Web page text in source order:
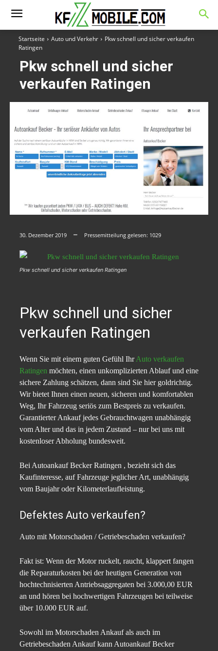
Startseite Auto und Verkehr
Pkw schnell und sicher verkaufen
Ratingen
Pkw schnell und sicher
verkaufen Ratingen
30. Dezember 2019 Pressemitteilung gelesen: 1029
Pkw schnell und sicher verkaufen Ratingen
Pkw schnell und sicher
verkaufen Ratingen
Wenn Sie mit einem guten Gefühl IhrAuto verkaufen
Ratingen möchten, einen unkomplizierten Ablauf und eine
sichere Zahlung schätzen, dann sind Sie hier goldrichtig.
Wir bietet Ihnen einen neuen, sicheren und komfortablen
Weg, Ihr Fahrzeug seriös zum Bestpreis zu verkaufen.
Garantierter Ankauf jedes Gebrauchtwagen unabhängig
vom Alter und das in jedem Zustand – nur bei uns mit
kostenloser Abholung bundesweit.
Bei Autoankauf Becker Ratingen , bezieht sich das
Kaufinteresse, auf Fahrzeuge jeglicher Art, unabhängig
vom Baujahr oder Kilometerlaufleistung.
Defektes Auto verkaufen?
Auto mit Motorschaden / Getriebeschaden verkaufen?
Fakt ist: Wenn der Motor ruckelt, raucht, klappert fangen
die Reparaturkosten bei der heutigen Generation von
hochtechnisierten Antriebsaggregaten bei 3.000,00 EUR
an und hören bei hochwertigen Fahrzeugen bei teilweise
über 10.000 EUR auf.
Sowohl im Motorschaden Ankauf als auch im
Getriebeschaden Ankauf kann Autoankauf Becker